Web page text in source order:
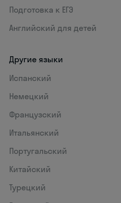
Подготовка к ЕГЭ
Английский для детей
Другие языки
Испанский
Немецкий
Французский
Итальянский
Португальский
Китайский
Турецкий